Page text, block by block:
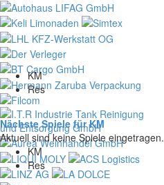
KM
Res
Nächste Spiele für KM
Aktuell sind keine Spiele eingetragen.
KM
Res